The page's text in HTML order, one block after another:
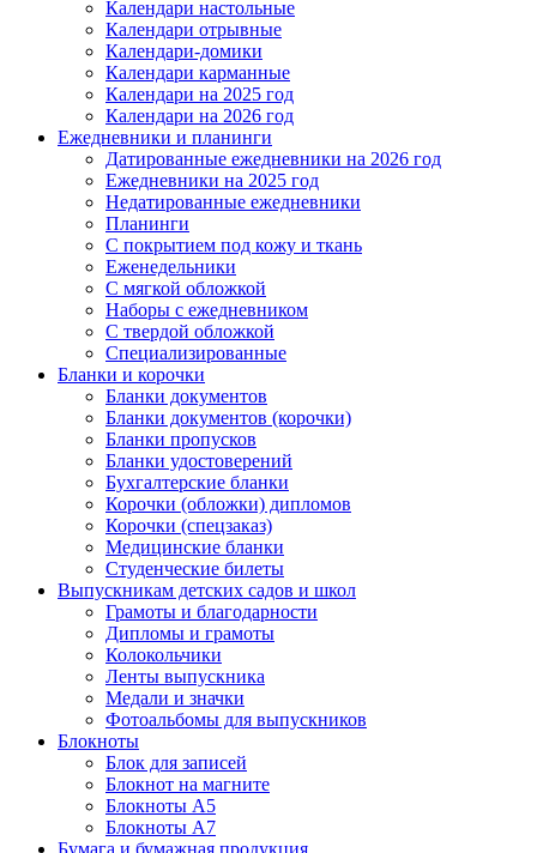
Календари настольные
Календари отрывные
Календари-домики
Календари карманные
Календари на 2025 год
Календари на 2026 год
Ежедневники и планинги
Датированные ежедневники на 2026 год
Ежедневники на 2025 год
Недатированные ежедневники
Планинги
С покрытием под кожу и ткань
Еженедельники
С мягкой обложкой
Наборы с ежедневником
С твердой обложкой
Специализированные
Бланки и корочки
Бланки документов
Бланки документов (корочки)
Бланки пропусков
Бланки удостоверений
Бухгалтерские бланки
Корочки (обложки) дипломов
Корочки (спецзаказ)
Медицинские бланки
Студенческие билеты
Выпускникам детских садов и школ
Грамоты и благодарности
Дипломы и грамоты
Колокольчики
Ленты выпускника
Медали и значки
Фотоальбомы для выпускников
Блокноты
Блок для записей
Блокнот на магните
Блокноты А5
Блокноты А7
Бумага и бумажная продукция